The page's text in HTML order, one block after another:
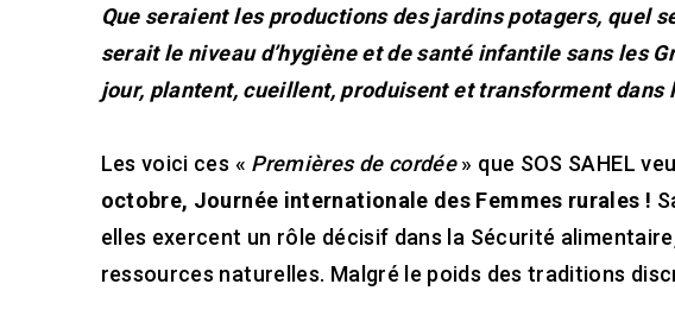
Que seraient les productions des jardins potagers, quel
serait le niveau d’hygiène et de santé infantile sans les
jour, plantent, cueillent, produisent et transforment dans
Les voici ces « Premières de cordée» que SOS SAHEL
octobre, Journée internationale des Femmes rurales !
elles exercent un rôle décisif dans la Sécurité
ressources naturelles. Malgré le poids des traditions